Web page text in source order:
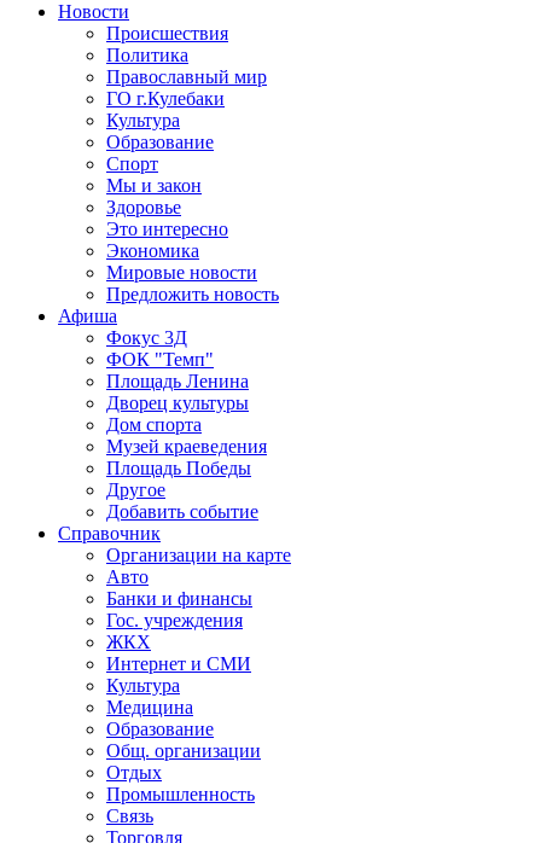
Новости
Происшествия
Политика
Православный мир
ГО г.Кулебаки
Культура
Образование
Спорт
Мы и закон
Здоровье
Это интересно
Экономика
Мировые новости
Предложить новость
Афиша
Фокус 3Д
ФОК "Темп"
Площадь Ленина
Дворец культуры
Дом спорта
Музей краеведения
Площадь Победы
Другое
Добавить событие
Справочник
Организации на карте
Авто
Банки и финансы
Гос. учреждения
ЖКХ
Интернет и СМИ
Культура
Медицина
Образование
Общ. организации
Отдых
Промышленность
Связь
Торговля